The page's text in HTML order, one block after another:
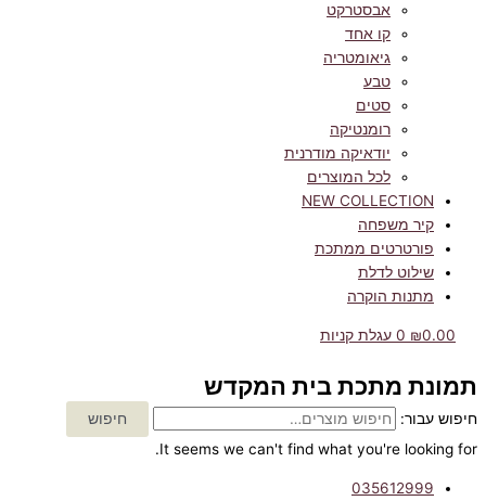
אבסטרקט
קו אחד
גיאומטריה
טבע
סטים
רומנטיקה
יודאיקה מודרנית
לכל המוצרים
NEW COLLECTION
קיר משפחה
פורטרטים ממתכת
שילוט לדלת
מתנות הוקרה
₪0.00
0 עגלת קניות
תמונת מתכת בית המקדש
חיפוש עבור:
חיפוש
It seems we can't find what you're looking for.
035612999